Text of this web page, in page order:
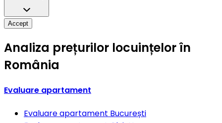
Accept
Analiza prețurilor locuințelor în
România
Evaluare apartament
Evaluare apartament București